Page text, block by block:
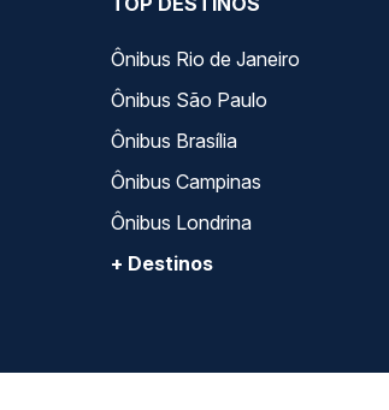
Ônibus Rio de Janeiro
Ônibus São Paulo
Ônibus Brasília
Ônibus Campinas
Ônibus Londrina
+ Destinos